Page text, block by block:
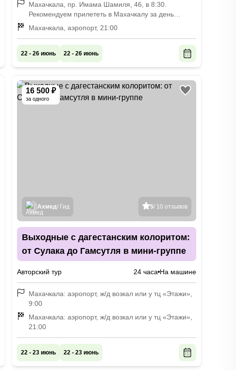
Махачкала, пр. Имама Шамиля, 46, в 8:30.
Рекомендуем прилететь в Махачкалу за день
накануне начала, чтобы успеть отдохнуть после
Махачкала, аэропорт, 21:00
22 - 26 июнь 22 - 26 июнь
16 500 ₽
за одного
5/ 10 отзывов
Ахмед/ Гид
Выходные с дагестанским колоритом:
от Сулака до Гамсутля в мини-группе
Авторский тур 24 часа На машине
Махачкала: аэропорт, ж/д возкал или у тц «Этажи»,
9:00
Махачкала: аэропорт, ж/д возкал или у тц «Этажи»,
21:00
22 - 23 июнь 22 - 23 июнь